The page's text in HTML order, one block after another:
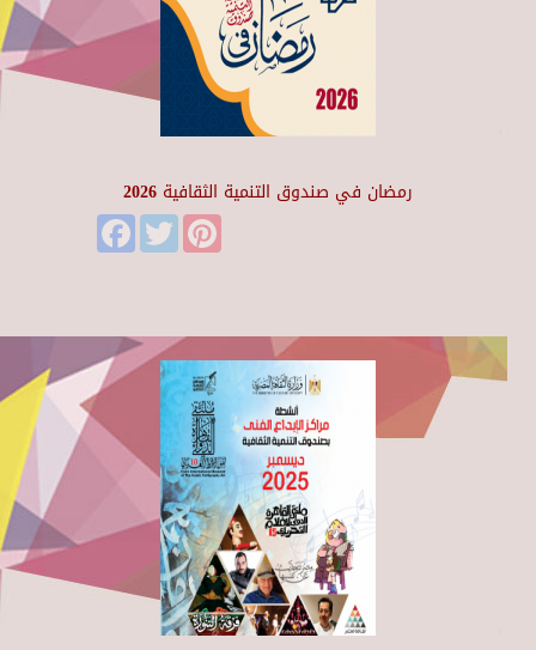
رمضان في صندوق التنمية الثقافية 2026
FacebookTwitter